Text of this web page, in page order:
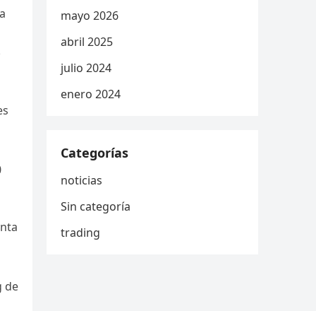
de
mayo 2026
abril 2025
julio 2024
enero 2024
Categorías
noticias
Sin categoría
trading